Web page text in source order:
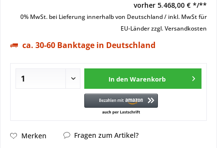
vorher 5.468,00 € */**
0% MwSt. bei Lieferung innerhalb von Deutschland / inkl. MwSt für
EU-Länderzzgl. Versandkosten
ca. 30-60 Banktage in Deutschland
In den Warenkorb
Merken
Fragen zum Artikel?